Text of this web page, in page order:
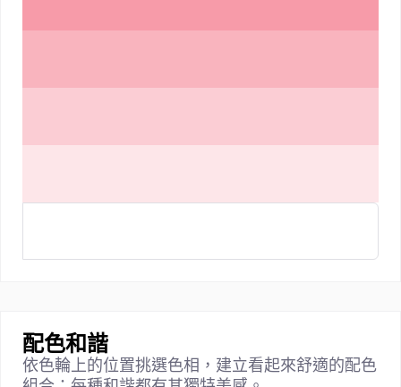
配色和諧
依色輪上的位置挑選色相，建立看起來舒適的配色